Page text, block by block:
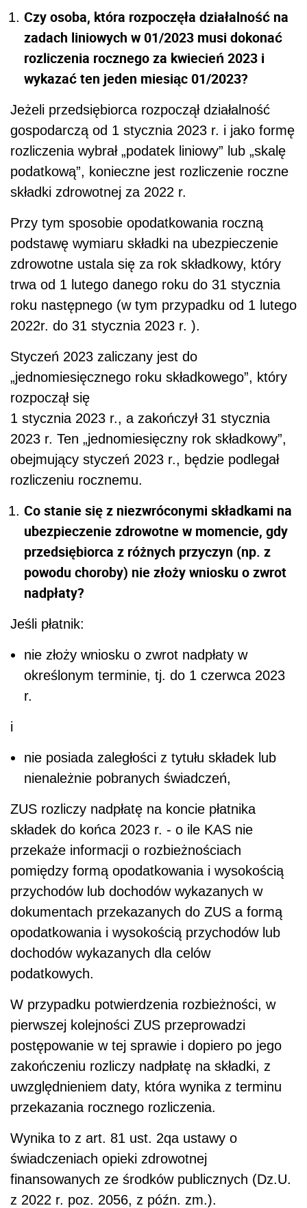
Czy osoba, która rozpoczęła działalność na
zadach liniowych w 01/2023 musi dokonać
rozliczenia rocznego za kwiecień 2023 i
wykazać ten jeden miesiąc 01/2023?
Jeżeli przedsiębiorca rozpoczął działalność
gospodarczą od 1 stycznia 2023 r. i jako formę
rozliczenia wybrał „podatek liniowy” lub „skalę
podatkową”, konieczne jest rozliczenie roczne
składki zdrowotnej za 2022 r.
Przy tym sposobie opodatkowania roczną
podstawę wymiaru składki na ubezpieczenie
zdrowotne ustala się za rok składkowy, który
trwa od 1 lutego danego roku do 31 stycznia
roku następnego (w tym przypadku od 1 lutego
2022r. do 31 stycznia 2023 r. ).
Styczeń 2023 zaliczany jest do
„jednomiesięcznego roku składkowego”, który
rozpoczął się
1 stycznia 2023 r., a zakończył 31 stycznia
2023 r. Ten „jednomiesięczny rok składkowy”,
obejmujący styczeń 2023 r., będzie podlegał
rozliczeniu rocznemu.
Co stanie się z niezwróconymi składkami na
ubezpieczenie zdrowotne w momencie, gdy
przedsiębiorca z różnych przyczyn (np. z
powodu choroby) nie złoży wniosku o zwrot
nadpłaty?
Jeśli płatnik:
nie złoży wniosku o zwrot nadpłaty w
określonym terminie, tj. do 1 czerwca 2023
r.
i
nie posiada zaległości z tytułu składek lub
nienależnie pobranych świadczeń,
ZUS rozliczy nadpłatę na koncie płatnika
składek do końca 2023 r. - o ile KAS nie
przekaże informacji o rozbieżnościach
pomiędzy formą opodatkowania i wysokością
przychodów lub dochodów wykazanych w
dokumentach przekazanych do ZUS a formą
opodatkowania i wysokością przychodów lub
dochodów wykazanych dla celów
podatkowych.
W przypadku potwierdzenia rozbieżności, w
pierwszej kolejności ZUS przeprowadzi
postępowanie w tej sprawie i dopiero po jego
zakończeniu rozliczy nadpłatę na składki, z
uwzględnieniem daty, która wynika z terminu
przekazania rocznego rozliczenia.
Wynika to z art. 81 ust. 2qa ustawy o
świadczeniach opieki zdrowotnej
finansowanych ze środków publicznych (Dz.U.
z 2022 r. poz. 2056, z późn. zm.).